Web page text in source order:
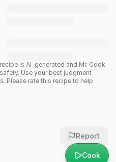
Cook
is AI-generated and Mr. Cook
Use your best judgment
Please rate this recipe to help
Report